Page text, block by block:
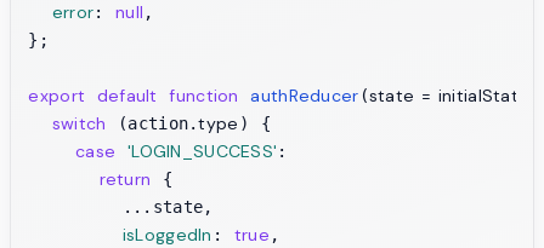
error: null ,
};
export default function authReducer (state = initialState,
switch (action.type ) {
case 'LOGIN_SUCCESS' :
return {
        ...state,
isLoggedIn : true ,